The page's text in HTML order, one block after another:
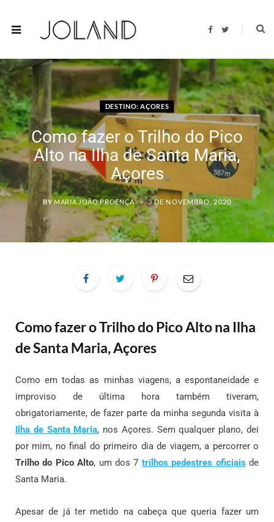
F
b
o
k
T
t
e
r
DESTINO: AÇORES
Como fazer o Trilho do Pico
Alto na Ilha de Santa Maria,
Açores
BY MARIA JOÃO PROENÇA 3 DE NOVEMBRO, 2020
Como fazer o Trilho do Pico Alto na Ilha
de Santa Maria, Açores
Como em todas as minhas viagens, a espontaneidade e
improviso de última hora também tiveram,
obrigatoriamente, de fazer parte da minha segunda visita à
Ilha de Santa Maria, nos Açores. Sem qualquer plano, dei
por mim, no final do primeiro dia de viagem, a percorrer o
Trilho do Pico Alto, um dos 7 trilhos pedestres oficiaisde
Santa Maria.
Apesar de já ter metido na cabeça que queria fazer um